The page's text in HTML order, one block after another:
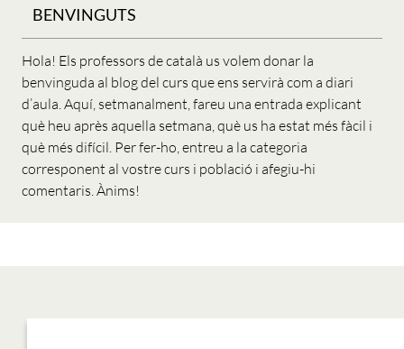
BENVINGUTS
Hola! Els professors de català us volem donar la
benvinguda al blog del curs que ens servirà com a diari
d’aula. Aquí, setmanalment, fareu una entrada explicant
què heu après aquella setmana, què us ha estat més fàcil i
què més difícil. Per fer-ho, entreu a la categoria
corresponent al vostre curs i població i afegiu-hi
comentaris. Ànims!